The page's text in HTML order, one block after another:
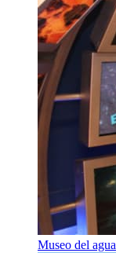
Museo del agua